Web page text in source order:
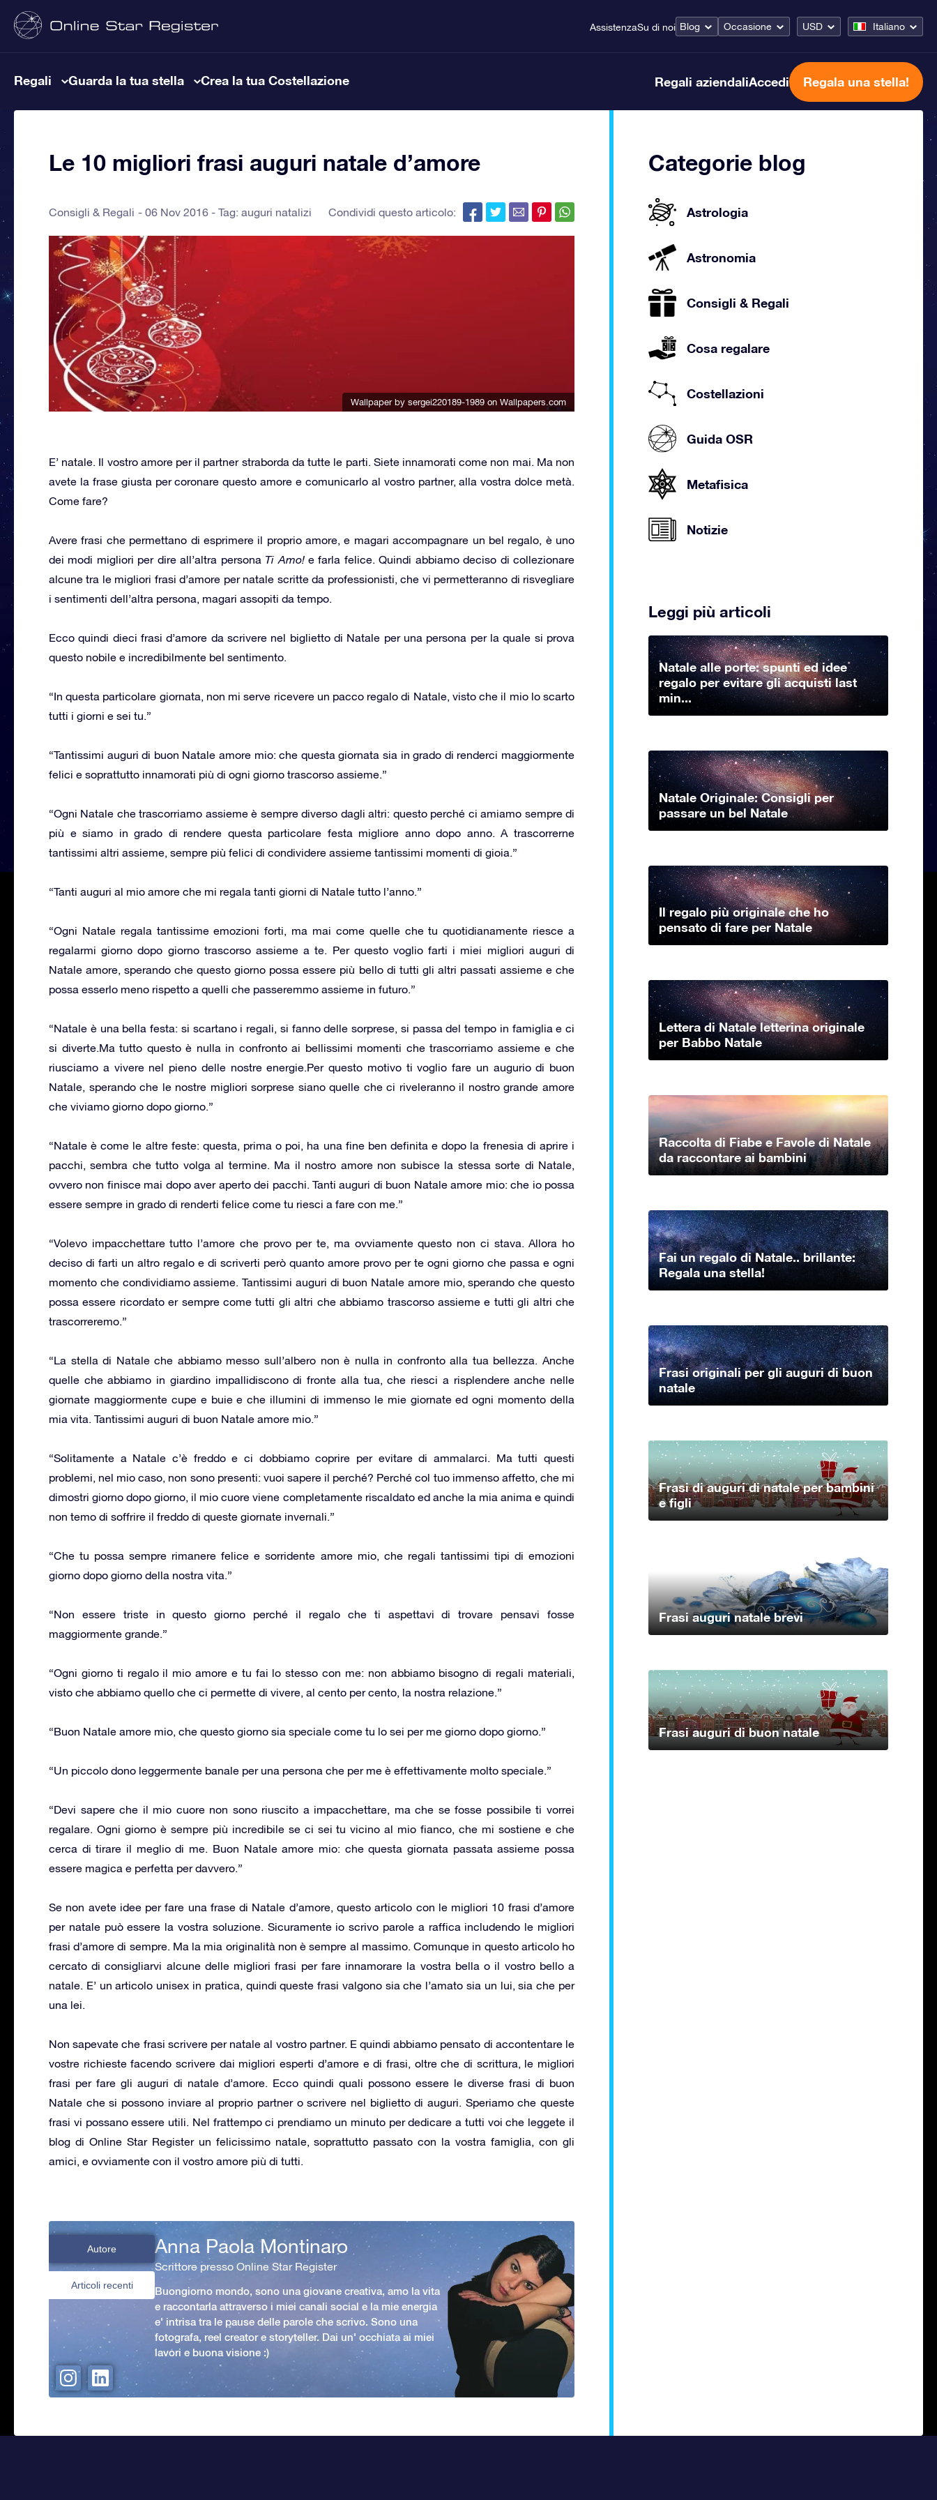
AssistenzaSu di noi Blog Occasione USD Italiano
Regali Guarda la tua stella Crea la tua Costellazione Regali aziendaliAccedi Regala una stella!
Le 10 migliori frasi auguri natale d’amore
Consigli & Regali 06 Nov 2016 - Tag: auguri natalizi Condividi questo articolo:
Wallpaper by sergei220189-1989 on Wallpapers.com
E’ natale. Il vostro amore per il partner straborda da tutte le parti. Siete innamorati come non mai. Ma non
avete la frase giusta per coronare questo amore e comunicarlo al vostro partner, alla vostra dolce metà.
Come fare?
Avere frasi che permettano di esprimere il proprio amore, e magari accompagnare un bel regalo, è uno
dei modi migliori per dire all’altra persona Ti Amo! e farla felice. Quindi abbiamo deciso di collezionare
alcune tra le migliori frasi d’amore per natale scritte da professionisti, che vi permetteranno di risvegliare
i sentimenti dell’altra persona, magari assopiti da tempo.
Ecco quindi dieci frasi d’amore da scrivere nel biglietto di Natale per una persona per la quale si prova
questo nobile e incredibilmente bel sentimento.
“In questa particolare giornata, non mi serve ricevere un pacco regalo di Natale, visto che il mio lo scarto
tutti i giorni e sei tu.”
“Tantissimi auguri di buon Natale amore mio: che questa giornata sia in grado di renderci maggiormente
felici e soprattutto innamorati più di ogni giorno trascorso assieme.”
“Ogni Natale che trascorriamo assieme è sempre diverso dagli altri: questo perché ci amiamo sempre di
più e siamo in grado di rendere questa particolare festa migliore anno dopo anno. A trascorrerne
tantissimi altri assieme, sempre più felici di condividere assieme tantissimi momenti di gioia.”
“Tanti auguri al mio amore che mi regala tanti giorni di Natale tutto l’anno.”
“Ogni Natale regala tantissime emozioni forti, ma mai come quelle che tu quotidianamente riesce a
regalarmi giorno dopo giorno trascorso assieme a te. Per questo voglio farti i miei migliori auguri di
Natale amore, sperando che questo giorno possa essere più bello di tutti gli altri passati assieme e che
possa esserlo meno rispetto a quelli che passeremmo assieme in futuro.”
“Natale è una bella festa: si scartano i regali, si fanno delle sorprese, si passa del tempo in famiglia e ci
si diverte.Ma tutto questo è nulla in confronto ai bellissimi momenti che trascorriamo assieme e che
riusciamo a vivere nel pieno delle nostre energie.Per questo motivo ti voglio fare un augurio di buon
Natale, sperando che le nostre migliori sorprese siano quelle che ci riveleranno il nostro grande amore
che viviamo giorno dopo giorno.”
“Natale è come le altre feste: questa, prima o poi, ha una fine ben definita e dopo la frenesia di aprire i
pacchi, sembra che tutto volga al termine. Ma il nostro amore non subisce la stessa sorte di Natale,
ovvero non finisce mai dopo aver aperto dei pacchi. Tanti auguri di buon Natale amore mio: che io possa
essere sempre in grado di renderti felice come tu riesci a fare con me.”
“Volevo impacchettare tutto l’amore che provo per te, ma ovviamente questo non ci stava. Allora ho
deciso di farti un altro regalo e di scriverti però quanto amore provo per te ogni giorno che passa e ogni
momento che condividiamo assieme. Tantissimi auguri di buon Natale amore mio, sperando che questo
possa essere ricordato er sempre come tutti gli altri che abbiamo trascorso assieme e tutti gli altri che
trascorreremo.”
“La stella di Natale che abbiamo messo sull’albero non è nulla in confronto alla tua bellezza. Anche
quelle che abbiamo in giardino impallidiscono di fronte alla tua, che riesci a risplendere anche nelle
giornate maggiormente cupe e buie e che illumini di immenso le mie giornate ed ogni momento della
mia vita. Tantissimi auguri di buon Natale amore mio.”
“Solitamente a Natale c’è freddo e ci dobbiamo coprire per evitare di ammalarci. Ma tutti questi
problemi, nel mio caso, non sono presenti: vuoi sapere il perché? Perché col tuo immenso affetto, che mi
dimostri giorno dopo giorno, il mio cuore viene completamente riscaldato ed anche la mia anima e quindi
non temo di soffrire il freddo di queste giornate invernali.”
“Che tu possa sempre rimanere felice e sorridente amore mio, che regali tantissimi tipi di emozioni
giorno dopo giorno della nostra vita.”
“Non essere triste in questo giorno perché il regalo che ti aspettavi di trovare pensavi fosse
maggiormente grande.”
“Ogni giorno ti regalo il mio amore e tu fai lo stesso con me: non abbiamo bisogno di regali materiali,
visto che abbiamo quello che ci permette di vivere, al cento per cento, la nostra relazione.”
“Buon Natale amore mio, che questo giorno sia speciale come tu lo sei per me giorno dopo giorno.”
“Un piccolo dono leggermente banale per una persona che per me è effettivamente molto speciale.”
“Devi sapere che il mio cuore non sono riuscito a impacchettare, ma che se fosse possibile ti vorrei
regalare. Ogni giorno è sempre più incredibile se ci sei tu vicino al mio fianco, che mi sostiene e che
cerca di tirare il meglio di me. Buon Natale amore mio: che questa giornata passata assieme possa
essere magica e perfetta per davvero.”
Se non avete idee per fare una frase di Natale d’amore, questo articolo con le migliori 10 frasi d’amore
per natale può essere la vostra soluzione. Sicuramente io scrivo parole a raffica includendo le migliori
frasi d’amore di sempre. Ma la mia originalità non è sempre al massimo. Comunque in questo articolo ho
cercato di consigliarvi alcune delle migliori frasi per fare innamorare la vostra bella o il vostro bello a
natale. E’ un articolo unisex in pratica, quindi queste frasi valgono sia che l’amato sia un lui, sia che per
una lei.
Non sapevate che frasi scrivere per natale al vostro partner. E quindi abbiamo pensato di accontentare le
vostre richieste facendo scrivere dai migliori esperti d’amore e di frasi, oltre che di scrittura, le migliori
frasi per fare gli auguri di natale d’amore. Ecco quindi quali possono essere le diverse frasi di buon
Natale che si possono inviare al proprio partner o scrivere nel biglietto di auguri. Speriamo che queste
frasi vi possano essere utili. Nel frattempo ci prendiamo un minuto per dedicare a tutti voi che leggete il
blog di Online Star Register un felicissimo natale, soprattutto passato con la vostra famiglia, con gli
amici, e ovviamente con il vostro amore più di tutti.
Autore
Articoli recenti
Anna Paola Montinaro
Scrittore presso Online Star Register
Buongiorno mondo, sono una giovane creativa, amo la vita
e raccontarla attraverso i miei canali social e la mie energia
e' intrisa tra le pause delle parole che scrivo. Sono una
fotografa, reel creator e storyteller. Dai un' occhiata ai miei
lavori e buona visione :)
Categorie blog
Astrologia
Astronomia
Consigli & Regali
Cosa regalare
Costellazioni
Guida OSR
Metafisica
Notizie
Leggi più articoli
Natale alle porte: spunti ed idee
regalo per evitare gli acquisti last
min...
Natale Originale: Consigli per
passare un bel Natale
Il regalo più originale che ho
pensato di fare per Natale
Lettera di Natale letterina originale
per Babbo Natale
Raccolta di Fiabe e Favole di Natale
da raccontare ai bambini
Fai un regalo di Natale.. brillante:
Regala una stella!
Frasi originali per gli auguri di buon
natale
Frasi di auguri di natale per bambini
e figli
Frasi auguri natale brevi
Frasi auguri di buon natale